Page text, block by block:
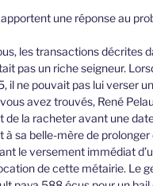
une réponse au
les transactions décrites
pas un riche seigneur.
il ne pouvait pas lui verser
avez trouvés, René
de la racheter avant une
à sa belle-mère de
le versement immédiat
de cette métairie. Le